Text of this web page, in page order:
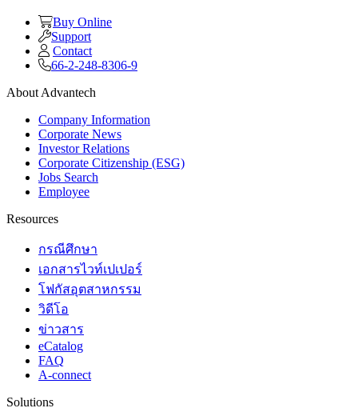
Buy Online
Support
Contact
66-2-248-8306-9
About Advantech
Company Information
Corporate News
Investor Relations
Corporate Citizenship (ESG)
Jobs Search
Employee
Resources
กรณีศึกษา
เอกสารไวท์เปเปอร์
โฟกัสอุตสาหกรรม
วิดีโอ
ข่าวสาร
eCatalog
FAQ
A-connect
Solutions